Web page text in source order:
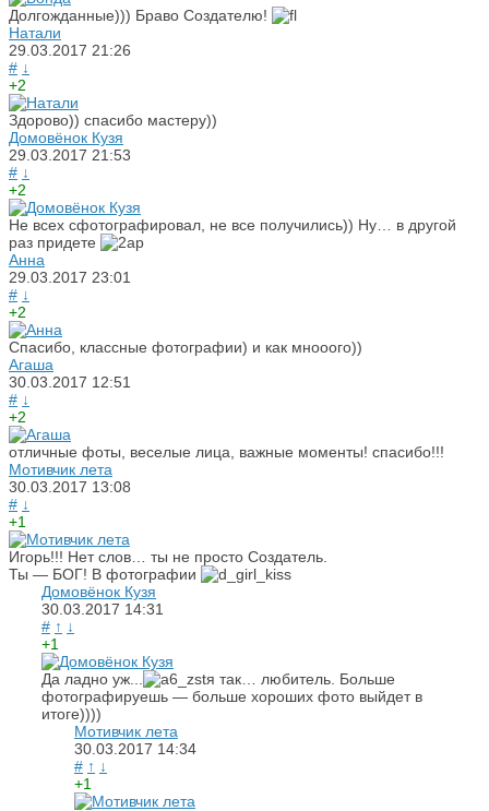
Долгожданные))) Браво Создателю!
Натали
29.03.2017 21:26
# ↓
+2
Здорово)) спасибо мастеру))
Домовёнок Кузя
29.03.2017 21:53
# ↓
+2
Не всех сфотографировал, не все получились)) Ну… в другой
раз придете
Анна
29.03.2017 23:01
# ↓
+2
Спасибо, классные фотографии) и как мнооого))
Агаша
30.03.2017 12:51
# ↓
+2
отличные фоты, веселые лица, важные моменты! спасибо!!!
Мотивчик лета
30.03.2017 13:08
# ↓
+1
Игорь!!! Нет слов… ты не просто Создатель.
Ты — БОГ! В фотографии
Домовёнок Кузя
30.03.2017 14:31
# ↑ ↓
+1
Да ладно уж...
я так… любитель. Больше
фотографируешь — больше хороших фото выйдет в
итоге))))
Мотивчик лета
30.03.2017 14:34
# ↑ ↓
+1